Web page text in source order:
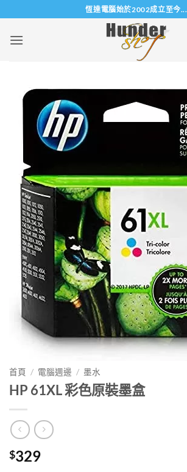
to
content
恆達電腦始於2002成立至今...
首頁 / 電腦週邊 / 墨水
HP 61XL 彩色原裝墨盒
$329